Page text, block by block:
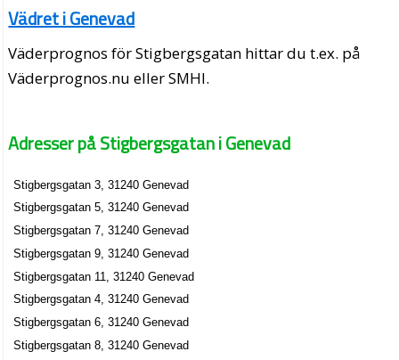
Vädret i Genevad
Väderprognos för Stigbergsgatan hittar du t.ex. på
Väderprognos.nu eller SMHI.
Adresser på Stigbergsgatan i Genevad
Stigbergsgatan 3, 31240 Genevad
Stigbergsgatan 5, 31240 Genevad
Stigbergsgatan 7, 31240 Genevad
Stigbergsgatan 9, 31240 Genevad
Stigbergsgatan 11, 31240 Genevad
Stigbergsgatan 4, 31240 Genevad
Stigbergsgatan 6, 31240 Genevad
Stigbergsgatan 8, 31240 Genevad